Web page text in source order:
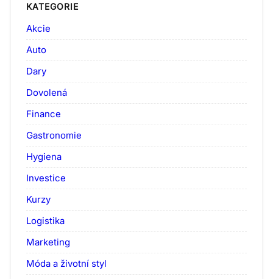
KATEGORIE
Akcie
Auto
Dary
Dovolená
Finance
Gastronomie
Hygiena
Investice
Kurzy
Logistika
Marketing
Móda a životní styl